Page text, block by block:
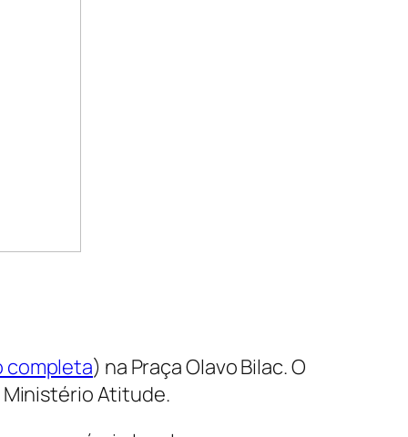
completa) na Praça Olavo Bilac. O
Ministério Atitude.